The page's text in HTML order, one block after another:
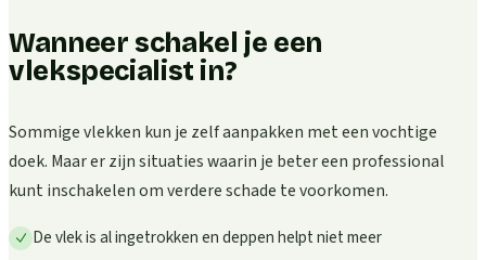
Wanneer schakel je een
vlekspecialist in?
Sommige vlekken kun je zelf aanpakken met een vochtige
doek. Maar er zijn situaties waarin je beter een professional
kunt inschakelen om verdere schade te voorkomen.
De vlek is al ingetrokken en deppen helpt niet meer